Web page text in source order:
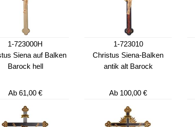
1-723000H
Siena auf Balken
Barock hell
Ab 61,00 €
1-723010
Christus Siena-Balken
antik alt Barock
Ab 100,00 €